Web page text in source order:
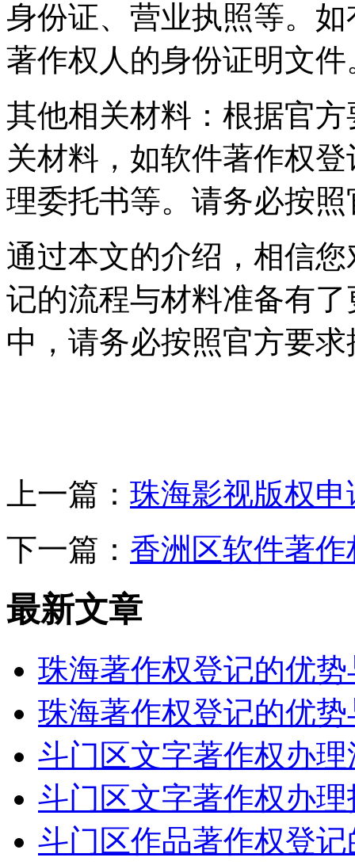
身份证、营业执照等。
著作权人的身份证明文件
其他相关材料：根据官
关材料，如软件著作权
理委托书等。请务必按
通过本文的介绍，相信
记的流程与材料准备有
中，请务必按照官方要
上一篇： 珠海影视版权
下一篇： 香洲区软件著
最新文章
珠海著作权登记的优
珠海著作权登记的优
斗门区文字著作权办
斗门区文字著作权办理
斗门区作品著作权登